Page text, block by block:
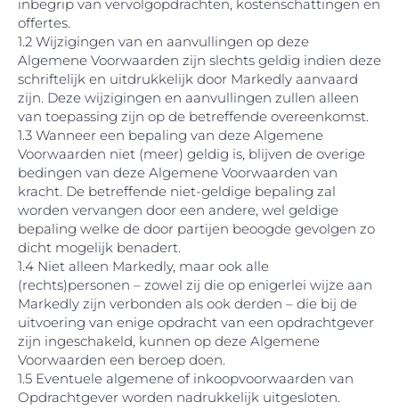
inbegrip van vervolgopdrachten, kostenschattingen en
offertes.
1.2 Wijzigingen van en aanvullingen op deze
Algemene Voorwaarden zijn slechts geldig indien deze
schriftelijk en uitdrukkelijk door Markedly aanvaard
zijn. Deze wijzigingen en aanvullingen zullen alleen
van toepassing zijn op de betreffende overeenkomst.
1.3 Wanneer een bepaling van deze Algemene
Voorwaarden niet (meer) geldig is, blijven de overige
bedingen van deze Algemene Voorwaarden van
kracht. De betreffende niet-geldige bepaling zal
worden vervangen door een andere, wel geldige
bepaling welke de door partijen beoogde gevolgen zo
dicht mogelijk benadert.
1.4 Niet alleen Markedly, maar ook alle
(rechts)personen – zowel zij die op enigerlei wijze aan
Markedly zijn verbonden als ook derden – die bij de
uitvoering van enige opdracht van een opdrachtgever
zijn ingeschakeld, kunnen op deze Algemene
Voorwaarden een beroep doen.
1.5 Eventuele algemene of inkoopvoorwaarden van
Opdrachtgever worden nadrukkelijk uitgesloten.